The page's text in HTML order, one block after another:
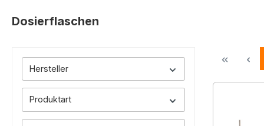
Dosierflaschen
Hersteller
Produktart